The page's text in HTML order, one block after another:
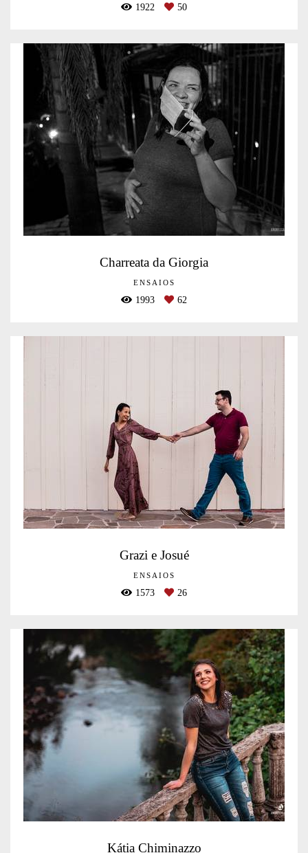
1922 50
Charreata da Giorgia
ENSAIOS
1993 62
Grazi e Josué
ENSAIOS
1573 26
Kátia Chiminazzo